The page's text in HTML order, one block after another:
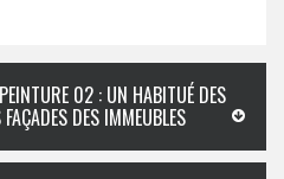
02 : UN HABITUÉ DES
DES IMMEUBLES